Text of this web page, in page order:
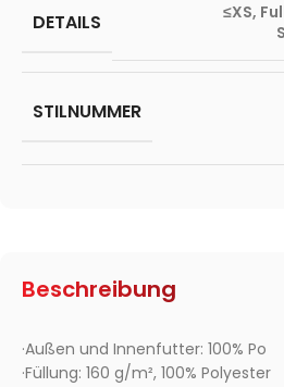
Beschreibung
·Außen und Innenfutter: 100% Po
·Füllung: 160 g/m², 100% Polyester
DETAILS ≤XS,
STILNUMMER